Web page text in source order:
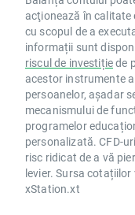
acţionează în
cu scopul de a
informații sunt
riscul de investițiede
acestor instrumente
persoanelor, așadar
mecanismului de
programelor
personalizată. CFD-
risc ridicat de a vă
levier. Sursa cotațiilor
xStation.xt